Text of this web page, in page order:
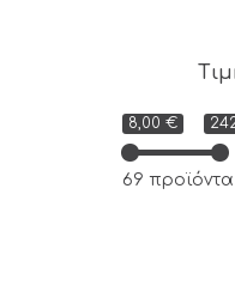
8,00 €
69 προϊόντα